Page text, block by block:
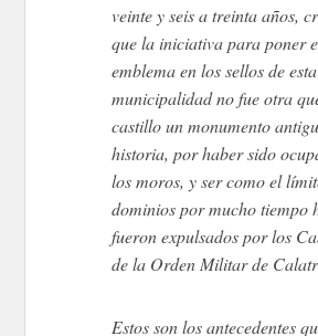
veinte y seis a treinta años,
que la iniciativa para poner
emblema en los sellos de esta
municipalidad no fue otra
castillo un monumento
historia, por haber sido
los moros, y ser como el
dominios por mucho tiempo
fueron expulsados por los
de la Orden Militar de
Estos son los antecedentes